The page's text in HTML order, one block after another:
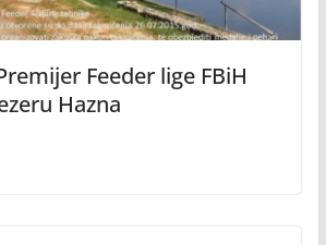
Feeder lige FBiH
Hazna